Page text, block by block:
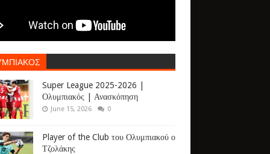
Super League 2025-2026 |
Ολυμπιακός | Ανασκόπηση
June 15, 2026 0
Player of the Club του Ολυμπιακού ο
Τζολάκης